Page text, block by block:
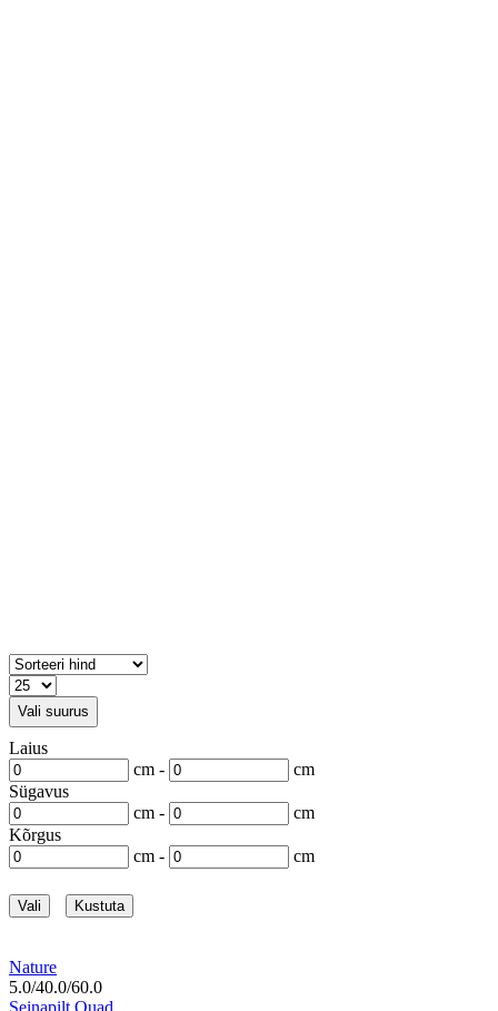
Vali suurus
Laius
cm -
cm
Sügavus
cm -
cm
Kõrgus
cm -
cm
Vali Kustuta
Nature
5.0/40.0/60.0
Seinapilt Quad